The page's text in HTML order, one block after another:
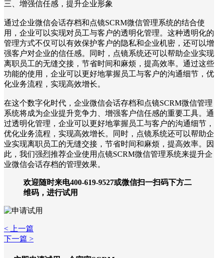
三、增强信任感，提升企业形象
通过企业微信会话存档和点镜SCRM微信管理系统的结合使
用，企业可以实现对员工与客户的透明化管理。这种透明化的
管理方式不仅可以有效保护客户的隐私和企业机密，还可以增
强客户对企业的信任感。同时，点镜系统还可以帮助企业实现
离职员工的无缝交接，节省时间和麻烦，提高效率。通过这些
功能的使用，企业可以更好地掌握员工与客户的沟通细节，优
化业务流程，实现高效增长。
在这个数字化时代，企业微信会话存档和点镜SCRM微信管理
系统将成为企业提升竞争力、增强客户信任感的重要工具。通
过透明化管理，企业可以更好地掌握员工与客户的沟通细节，
优化业务流程，实现高效增长。同时，点镜系统还可以帮助企
业实现离职员工的无缝交接，节省时间和麻烦，提高效率。因
此，我们强烈推荐企业使用点镜SCRM微信管理系统来提升企
业微信会话存档的管理效果。
欢迎随时来电400-619-9527或微信扫一扫码下方二
维码，进行试用
< 上一篇
下一篇 >